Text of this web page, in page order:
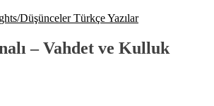
DüşüncelerTürkçe Yazılar
– Vahdet ve Kulluk